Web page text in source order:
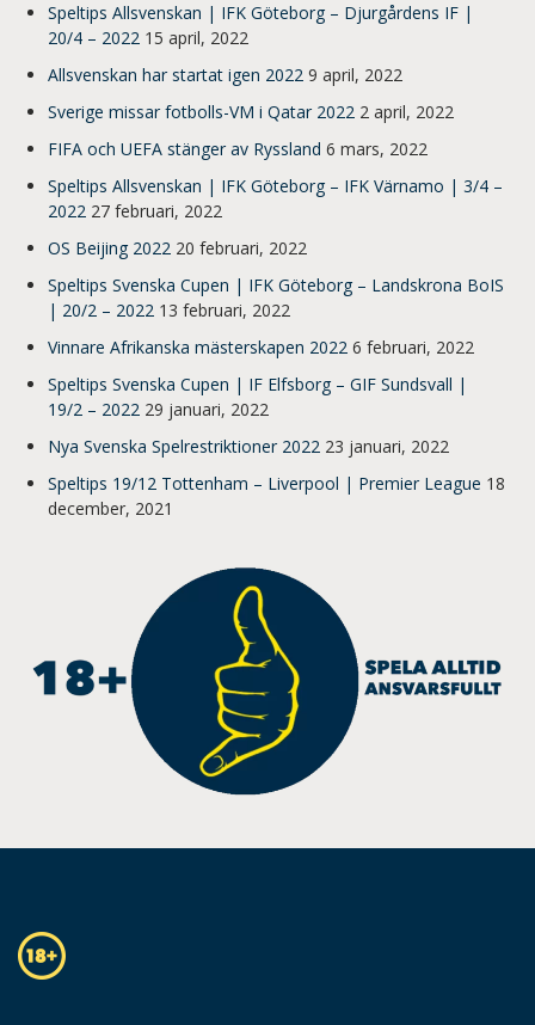
Speltips Allsvenskan | IFK Göteborg – Djurgårdens IF |
20/4 – 2022 15 april, 2022
Allsvenskan har startat igen 2022 9 april, 2022
Sverige missar fotbolls-VM i Qatar 2022 2 april, 2022
FIFA och UEFA stänger av Ryssland 6 mars, 2022
Speltips Allsvenskan | IFK Göteborg – IFK Värnamo | 3/4 –
2022 27 februari, 2022
OS Beijing 2022 20 februari, 2022
Speltips Svenska Cupen | IFK Göteborg – Landskrona BoIS
| 20/2 – 2022 13 februari, 2022
Vinnare Afrikanska mästerskapen 2022 6 februari, 2022
Speltips Svenska Cupen | IF Elfsborg – GIF Sundsvall |
19/2 – 2022 29 januari, 2022
Nya Svenska Spelrestriktioner 2022 23 januari, 2022
Speltips 19/12 Tottenham – Liverpool | Premier League 18
december, 2021